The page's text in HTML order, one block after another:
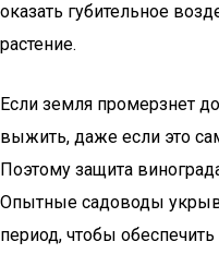
оказать губительное
растение.
Если земля промерзнет
выжить, даже если это
Поэтому защита
Опытные садоводы
период, чтобы